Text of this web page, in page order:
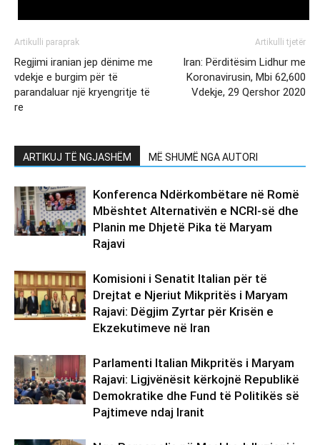
Artikulli paraprak
Regjimi iranian jep dënime me
vdekje e burgim për të
parandaluar një kryengritje të
re
Artikulli tjetër
Iran: Përditësim Lidhur me
Koronavirusin, Mbi 62,600
Vdekje, 29 Qershor 2020
ARTIKUJ TË NGJASHËM MË SHUMË NGA AUTORI
Konferenca Ndërkombëtare në Romë
Mbështet Alternativën e NCRI-së dhe
Planin me Dhjetë Pika të Maryam
Rajavi
Komisioni i Senatit Italian për të
Drejtat e Njeriut Mikpritës i Maryam
Rajavi: Dëgjim Zyrtar për Krisën e
Ekzekutimeve në Iran
Parlamenti Italian Mikpritës i Maryam
Rajavi: Ligjvënësit kërkojnë Republikë
Demokratike dhe Fund të Politikës së
Pajtimeve ndaj Iranit